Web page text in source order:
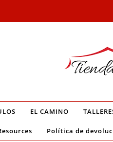
EL CAMINO
Política de